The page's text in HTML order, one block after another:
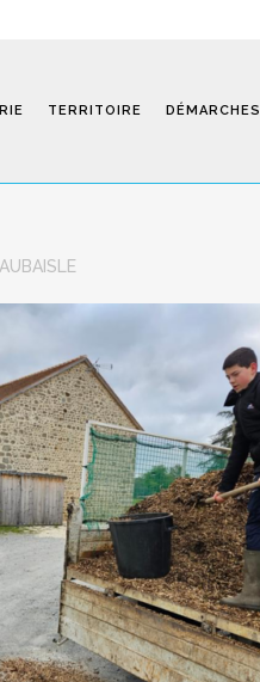
TERRITOIRE DÉMARCHES